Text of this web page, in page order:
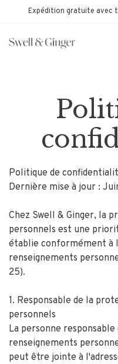
Expédition gratuite avec
Politique de
Dernière mise à jour :
Chez Swell & Ginger, la
personnels est une
établie conformément à
renseignements
25).
1. Responsable de la
personnels
La personne
renseignements
peut être jointe à